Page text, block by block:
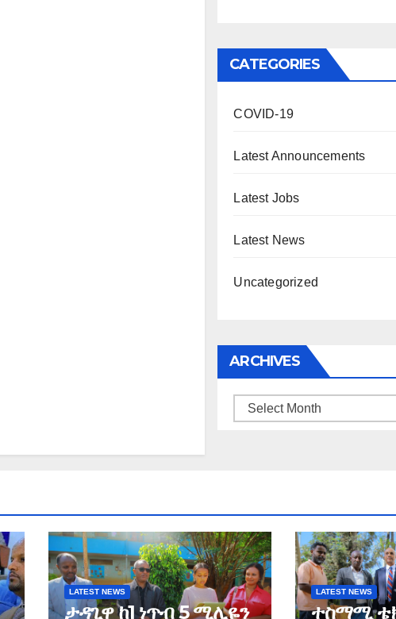
CATEGORIES
COVID-19
Latest Announcements
Latest Jobs
Latest News
Uncategorized
ARCHIVES
Archives
LATEST NEWS
ታዳጊዋ ከ1 ነጥብ 5 ሚሊዬን
LATEST NEWS
ተስማሚ